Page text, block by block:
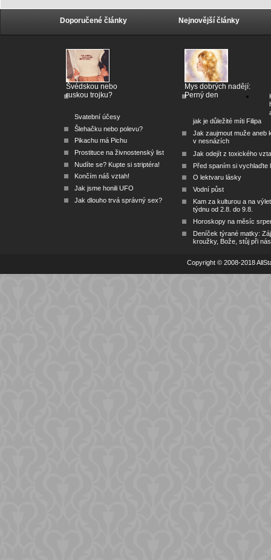
Doporučené články
Švédskou nebo
ruskou trojku?
Svatební účesy
Šlehačku nebo polevu?
Pikachu má Pichu
Prostituce na živnostenský list
Nudíte se? Kupte si striptéra!
Končím náš vztah!
Jak jsme honili UFO
Jak dlouho trvá správný sex?
Nejnovější články
Mys dobrých nadějí:
Perný den
jak je důležité míti Filipa
Jak zaujmout muže aneb
v nesnázích
Jak odejít z toxického
Před spaním si vychlaďte
O lektvaru lásky
Vodní půst
Kam za kulturou a na
týdnu od 2.8. do 9.8.
Horoskopy na měsíc
Deníček týrané matky:
kroužky, Bože, stůj při nás
Copyright © 2008-2018